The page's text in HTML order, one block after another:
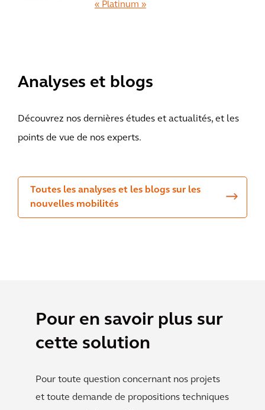
« Platinum »
Analyses et blogs
Découvrez nos dernières études et actualités, et les
points de vue de nos experts.
Toutes les analyses et les blogs sur les
nouvelles mobilités
Pour en savoir plus sur
cette solution
Pour toute question concernant nos projets
et toute demande de propositions techniques